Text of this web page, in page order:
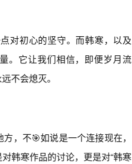
对初心的坚守。而韩寒，以及
。它让我们相信，即便岁月流
不会熄灭。
，不🎯如说是一个连接现在，
韩寒作品的讨论，更是对“韩寒